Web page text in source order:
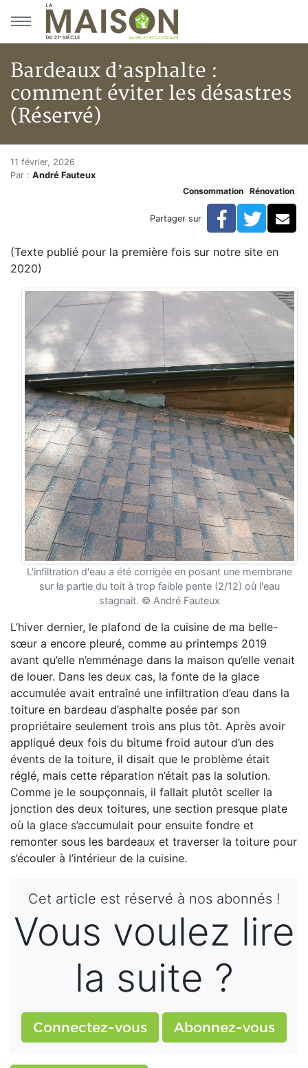
Aller au menu principal
Aller au contenu principal
Bardeaux d’asphalte :
comment éviter les désastres
(Réservé)
Accueil
Articles
Bardeaux d’asphalte : comment éviter les désastres
Bardeaux d’asphalte :
11 février, 2026
Par : André Fauteux
Consommation
Rénovation
Partager sur Facebook
(Texte publié pour la première fois sur notre site en
2020)
L'infiltration d'eau a été corrigée en posant une membrane
sur la partie du toit à trop faible pente (2/12) où l'eau
stagnait. © André Fauteux
L’hiver dernier, le plafond de la cuisine de ma belle-
sœur a encore pleuré, comme au printemps 2019
avant qu’elle n’emménage dans la maison qu’elle venait
de louer. Dans les deux cas, la fonte de la glace
accumulée avait entraîné une infiltration d’eau dans la
toiture en bardeau d’asphalte posée par son
propriétaire seulement trois ans plus tôt. Après avoir
appliqué deux fois du bitume froid autour d’un des
évents de la toiture, il disait que le problème était
réglé, mais cette réparation n’était pas la solution.
Comme je le soupçonnais, il fallait plutôt sceller la
jonction des deux toitures, une section presque plate
où la glace s’accumulait pour ensuite fondre et
remonter sous les bardeaux et traverser la toiture pour
s’écouler à l’intérieur de la cuisine.
Cet article est réservé à nos abonnés !
Vous voulez lire
la suite ?
Connectez-vous Abonnez-vous